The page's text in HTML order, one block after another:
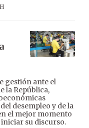
gestión ante el
la República,
desempleo y de la
el mejor momento
iniciar su discurso.